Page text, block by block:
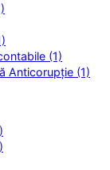
(1)
Anticorupție (1)